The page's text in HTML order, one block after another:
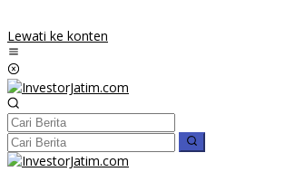
Lewati ke konten